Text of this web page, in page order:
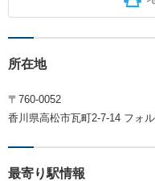
所在地
〒760-0052
香川県高松市瓦町2-7-14 フォ
最寄り駅情報